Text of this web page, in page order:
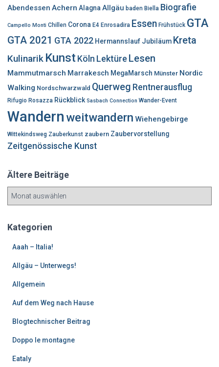
a
c
:
Abendessen Achern Alagna Allgäu baden Biella Biografie
Campello Monti Chillen Corona E4 Enrosadira Essen Frühstück GTA
GTA 2021 GTA 2022 Hermannslauf Jubiläum Kreta
Kulinarik Kunst Köln LektüreLesen
Mammutmarsch Marrakesch MegaMarsch Münster Nordic
Walking Nordschwarzwald Querweg Rentnerausflug
Rifugio Rosazza Rückblick Sasbach Connection Wander-Event
Wandern weitwandern Wiehengebirge
Wittekindsweg Zauberkunst zaubern Zaubervorstellung
Zeitgenössische Kunst
Ältere Beiträge
e
Kategorien
Aaah – Italia!
Allgäu – Unterwegs!
Allgemein
Auf dem Weg nach Hause
Blogtechnischer Beitrag
Doppo le montagne
Eataly